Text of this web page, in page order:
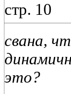
стр. 10
свана,
это?